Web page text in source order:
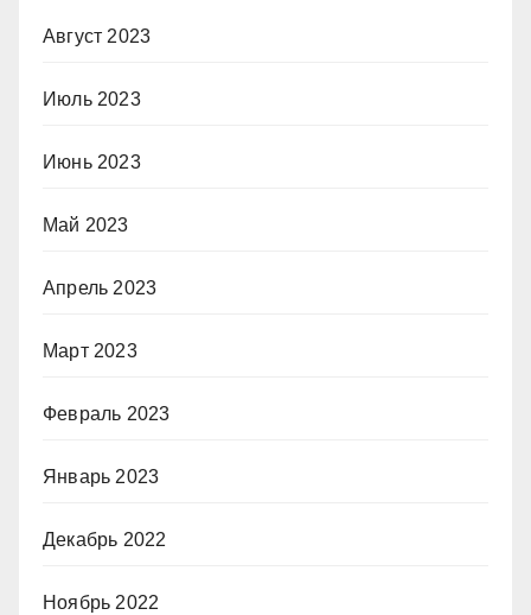
Август 2023
Июль 2023
Июнь 2023
Май 2023
Апрель 2023
Март 2023
Февраль 2023
Январь 2023
Декабрь 2022
Ноябрь 2022